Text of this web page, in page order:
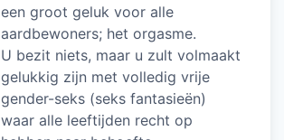
een groot geluk voor alle
aardbewoners; het orgasme.
U bezit niets, maar u zult volmaakt
gelukkig zijn met volledig vrije
gender-seks (seks fantasieën)
waar alle leeftijden recht op